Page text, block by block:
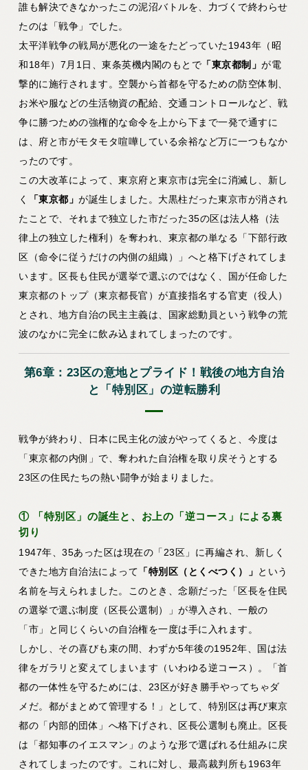
誰も解決できなかったこの泥沼バトルを、力づくで終わらせ
たのは
「戦争」 でした。
太平洋戦争の戦局が悪化の一途をたどっていた1943年（昭
和18年）7月1日、東条英機内閣のもとで 「東京都制」が電
撃的に施行されます。空襲から首都を守るための防空体制、
お米や服などの生活物資の配給、交通コントロールなど、戦
争に勝つための強権的な命令を上から下まで一発で通すに
は、府と市がモタモタ喧嘩している余裕など万に一つもなか
ったのです。
この大改革によって、東京府と東京市は完全に消滅し、新し
く
「東京都」が誕生しました。大黒柱だった東京市が消され
たことで、それまで独立した市だった35の区は法人格（法
律上の独立した権利）を奪われ、東京都の単なる「下部行政
区（命令に従うだけの内側の組織）」へと格下げされてしま
います。区長も住民が選挙で選ぶのではなく、国が任命した
東京都のトップ（東京都長官）が直接指名する官吏（役人）
とされ、地方自治の民主主義は、国家総動員という戦争の荒
波のなかに完全に飲み込まれてしまったのです。
第6章：23区の意地とプライド！戦後の地方自治
と「特別区」の逆転勝利
戦争が終わり、日本に民主化の波がやってくると、今度は
「東京都の内側」で、奪われた自治権を取り戻そうとする
23区の住民たちの熱い闘争が始まりました。
① 「特別区」の誕生と、お上の「逆コース」による裏
切り
1947年、35あった区は現在の「23区」に再編され、新しく
できた地方自治法によって 「特別区（とくべつく）」 という
名前を与えられました。このとき、念願だった「区長を住民
の選挙で選ぶ制度（区長公選制）」が導入され、一般の
「市」と同じくらいの自治権を一度は手に入れます。
しかし、その喜びも束の間、わずか5年後の1952年、国は法
律をガラリと変えてしまいます（いわゆる逆コース）。「首
都の一体性を守るためには、23区が好き勝手やってちゃダ
メだ。都がまとめて管理する！」として、特別区は再び東京
都の「内部的団体」へ格下げされ、区長公選制も廃止。区長
は「都知事のイエスマン」のような形で選ばれる仕組みに戻
されてしまったのです。これに対し、最高裁判所も1963年